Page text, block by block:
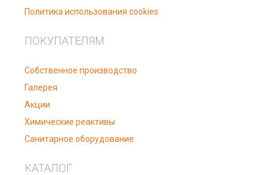
Политика использования cookies
ПОКУПАТЕЛЯМ
Собственное производство
Галерея
Акции
Химические реактивы
Санитарное оборудование
КАТАЛОГ